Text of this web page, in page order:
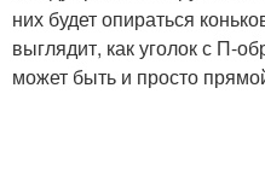
них будет опираться
выглядит, как уголок с П-
может быть и просто